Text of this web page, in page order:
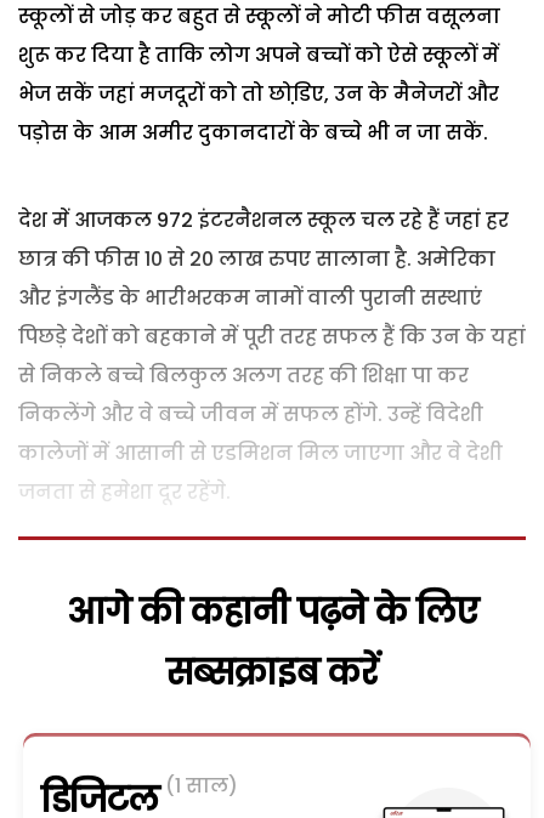
स्कूलों से जोड़ कर बहुत से स्कूलों ने मोटी फीस वसूलना
शुरू कर दिया है ताकि लोग अपने बच्चों को ऐसे स्कूलों में
भेज सकें जहां मजदूरों को तो छोडि़ए, उन के मैनेजरों और
पड़ोस के आम अमीर दुकानदारों के बच्चे भी न जा सकें.
देश में आजकल 972 इंटरनैशनल स्कूल चल रहे हैं जहां हर
छात्र की फीस 10 से 20 लाख रुपए सालाना है. अमेरिका
और इंगलैंड के भारीभरकम नामों वाली पुरानी सस्थाएं
पिछड़े देशों को बहकाने में पूरी तरह सफल हैं कि उन के यहां
से निकले बच्चे बिलकुल अलग तरह की शिक्षा पा कर
निकलेंगे और वे बच्चे जीवन में सफल होंगे. उन्हें विदेशी
कालेजों में आसानी से एडमिशन मिल जाएगा और वे देशी
जनता से हमेशा दूर रहेंगे.
आगे की कहानी पढ़ने के लिए
सब्सक्राइब करें
डिजिटल (1 साल)